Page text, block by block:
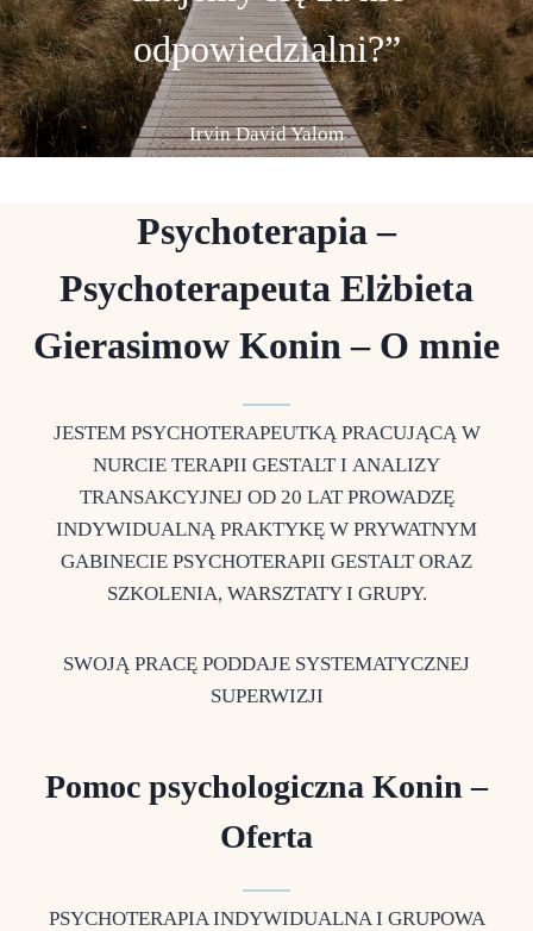
odpowiedzialni?”
Irvin David Yalom
doświadczeniami, chociaż
głęboko się tego lękam.”
Psychoterapia –
Psychoterapeuta Elżbieta
Gierasimow Konin – O mnie
JESTEM PSYCHOTERAPEUTKĄ PRACUJĄCĄ W
NURCIE TERAPII GESTALT I ANALIZY
TRANSAKCYJNEJ OD 20 LAT PROWADZĘ
INDYWIDUALNĄ PRAKTYKĘ W PRYWATNYM
GABINECIE PSYCHOTERAPII GESTALT ORAZ
SZKOLENIA, WARSZTATY I GRUPY.
SWOJĄ PRACĘ PODDAJE SYSTEMATYCZNEJ
SUPERWIZJI
Pomoc psychologiczna Konin –
Oferta
PSYCHOTERAPIA INDYWIDUALNA I GRUPOWA